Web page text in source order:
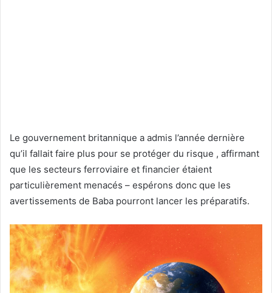
Le gouvernement britannique a admis l’année dernière
qu’il fallait faire plus pour se protéger du risque , affirmant
que les secteurs ferroviaire et financier étaient
particulièrement menacés – espérons donc que les
avertissements de Baba pourront lancer les préparatifs.